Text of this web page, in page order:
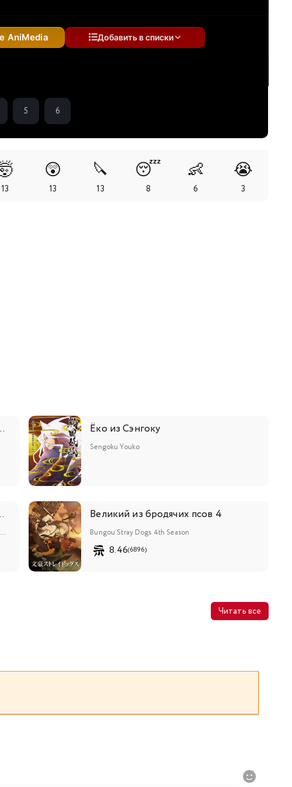
AniMedia Добавить в списки
5 6
13
😲
13
🔪
13
😴
8
👶
6
😭
3
коллега Ёко из Сэнгоку
Sengoku Youko
злодейку
Tsundere Akuyaku Reijou Liselotte to Jikkyou no Endou-kun to Kaisetsu no Kobayashi-san
Великий из бродячих псов 4
Bungou Stray Dogs 4th Season
8.46(6896)
Читать все